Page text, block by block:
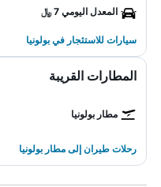
المعدل اليومي 7 ﷼
سيارات للاستئجار في بولونيا
المطارات القريبة
مطار بولونيا
رحلات طيران إلى مطار بولونيا